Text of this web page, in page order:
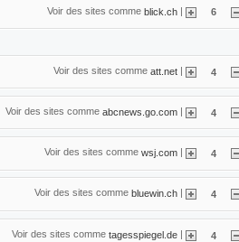
Voir des sites comme blick.ch | 6
Voir des sites comme att.net | 4
Voir des sites comme abcnews.go.com | 4
Voir des sites comme wsj.com 4
Voir des sites comme bluewin.ch 4
Voir des sites comme tagesspiegel.de | 4